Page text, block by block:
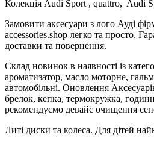
Колекція Audi Sport , quattro, Audi
Замовити аксесуари з лого Ауді
accessories.shop легко та просто.
доставки та повернення.
Склад новинок в наявності із
ароматизатор, масло моторне,
автомобільні. Оновлення
брелок, кепка, термокружка,
рекомендуємо девайс очищення
Литі диски та колеса. Для дітей